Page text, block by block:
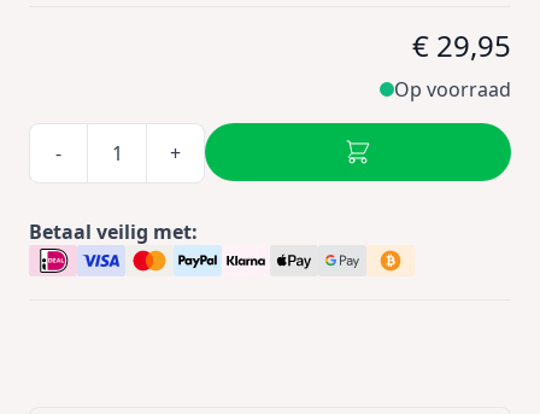
€ 29,95
Op voorraad
- +
Betaal veilig met: